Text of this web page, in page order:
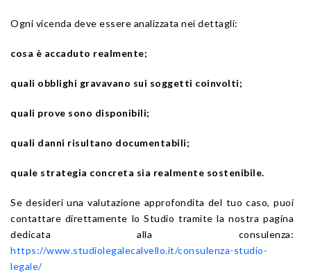
Ogni vicenda deve essere analizzata nei dettagli:
cosa è accaduto realmente;
quali obblighi gravavano sui soggetti coinvolti;
quali prove sono disponibili;
quali danni risultano documentabili;
quale strategia concreta sia realmente sostenibile.
Se desideri una valutazione approfondita del tuo caso, puoi
contattare direttamente lo Studio tramite la nostra pagina
dedicata alla consulenza:
https://www.studiolegalecalvello.it/consulenza-studio-
legale/